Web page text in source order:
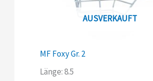
AUSVERKAUFT
MF Foxy Gr. 2
Länge: 8.5